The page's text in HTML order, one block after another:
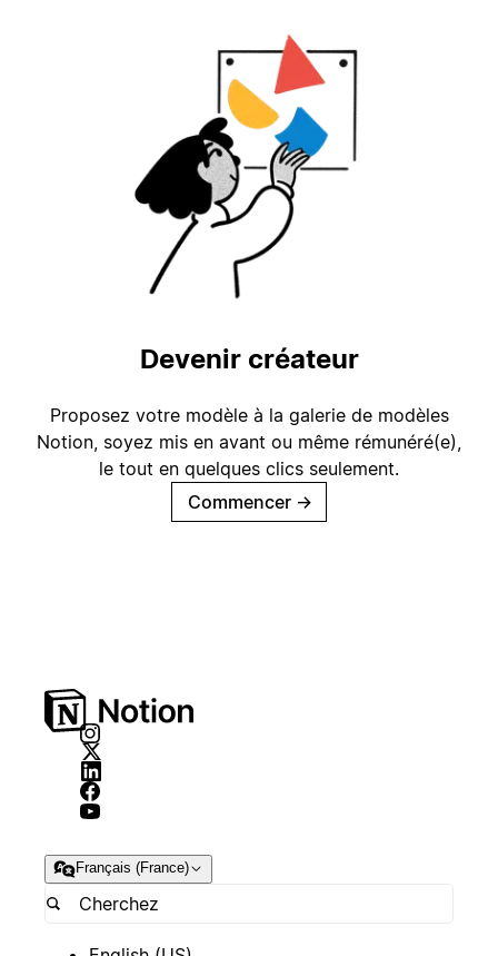
Devenir créateur
Proposez votre modèle à la galerie de modèles
Notion, soyez mis en avant ou même rémunéré(e),
le tout en quelques clics seulement.
Commencer →
Français (France)